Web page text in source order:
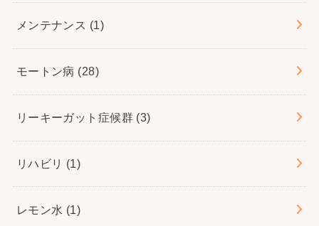
メンテナンス (1)
モートン病 (28)
リーキーガット症候群 (3)
リハビリ (1)
レモン水 (1)